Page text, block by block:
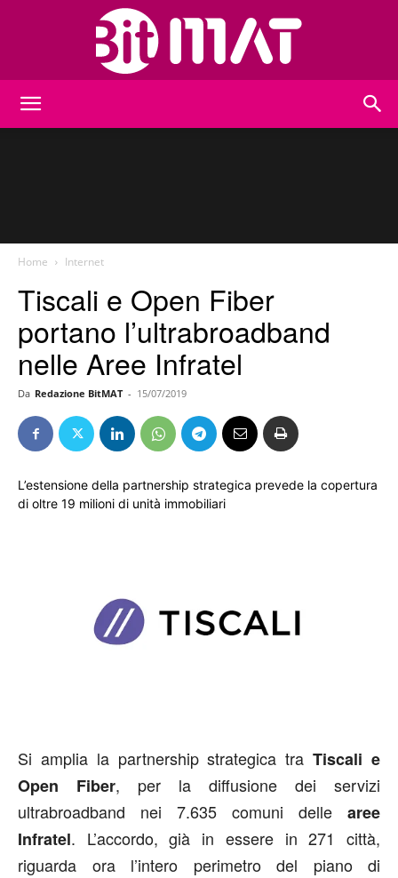
Home Internet
Tiscali e Open Fiber
portano l’ultrabroadband
nelle Aree Infratel
Da Redazione BitMAT - 15/07/2019
L’estensione della partnership strategica prevede la copertura
di oltre 19 milioni di unità immobiliari
Si amplia la partnership strategica traTiscali e
Open Fiber, per la diffusione dei servizi
ultrabroadband nei 7.635 comuni delle aree
Infratel. L’accordo, già in essere in 271 città,
riguarda ora l’intero perimetro del piano di